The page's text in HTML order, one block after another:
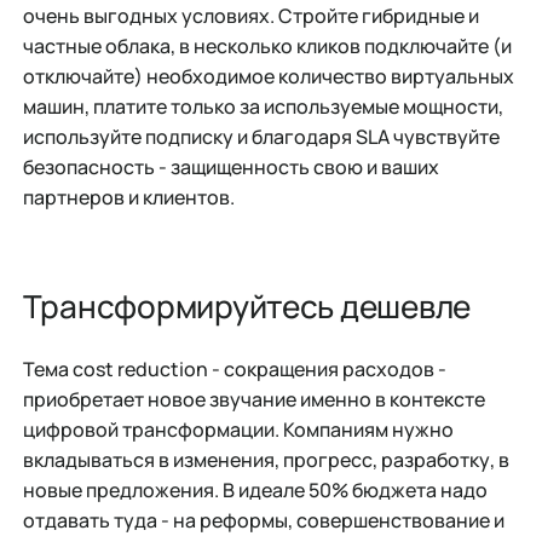
очень выгодных условиях. Стройте гибридные и
частные облака, в несколько кликов подключайте (и
отключайте) необходимое количество виртуальных
машин, платите только за используемые мощности,
используйте подписку и благодаря SLA чувствуйте
безопасность - защищенность свою и ваших
партнеров и клиентов.
Трансформируйтесь дешевле
Тема cost reduction - сокращения расходов -
приобретает новое звучание именно в контексте
цифровой трансформации. Компаниям нужно
вкладываться в изменения, прогресс, разработку, в
новые предложения. В идеале 50% бюджета надо
отдавать туда - на реформы, совершенствование и